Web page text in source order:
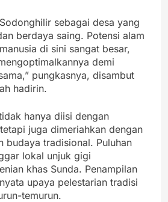
sebagai desa yang
berdaya saing. Potensi alam
di sini sangat besar,
demi
pungkasnya, disambut
hadirin.
hanya diisi dengan
juga dimeriahkan dengan
budaya tradisional. Puluhan
lokal unjuk gigi
khas Sunda. Penampilan
upaya pelestarian tradisi
temurun.